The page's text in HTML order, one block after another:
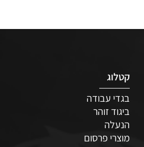
קטלוג
בגדי עבודה
ביגוד זוהר
הנעלה
מוצרי פרסום